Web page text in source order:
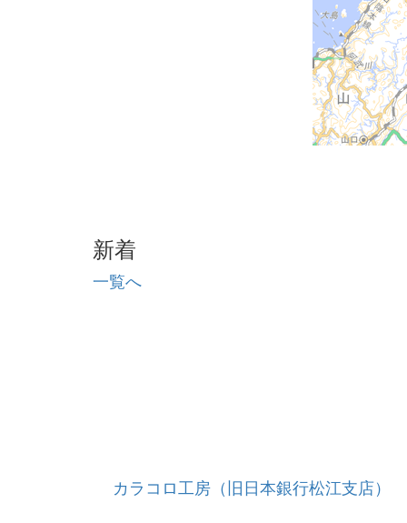
新着
一覧へ
カラコロ工房（旧日本銀行松江支店）